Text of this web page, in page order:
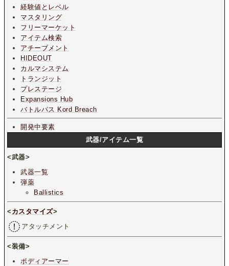
経験値とレベル
マスタリング
フリーマーケット
アイテム検索
アチーブメント
HIDEOUT
カルマシステム
トランジット
プレステージ
Expansions Hub
バトルパス Kord Breach
開発中要素
武器/アイテム一覧
<武器>
武器一覧
弾薬
Ballistics
< カスタマイズ>
アタッチメント
<装備>
ボディアーマー